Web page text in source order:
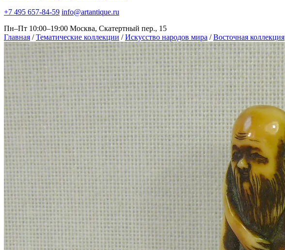
+7 495 657-84-59 info@artantique.ru
Пн–Пт 10:00–19:00 Москва, Скатертный пер., 15
Главная / Тематические коллекции / Искусство народов мира / Восточная коллекция